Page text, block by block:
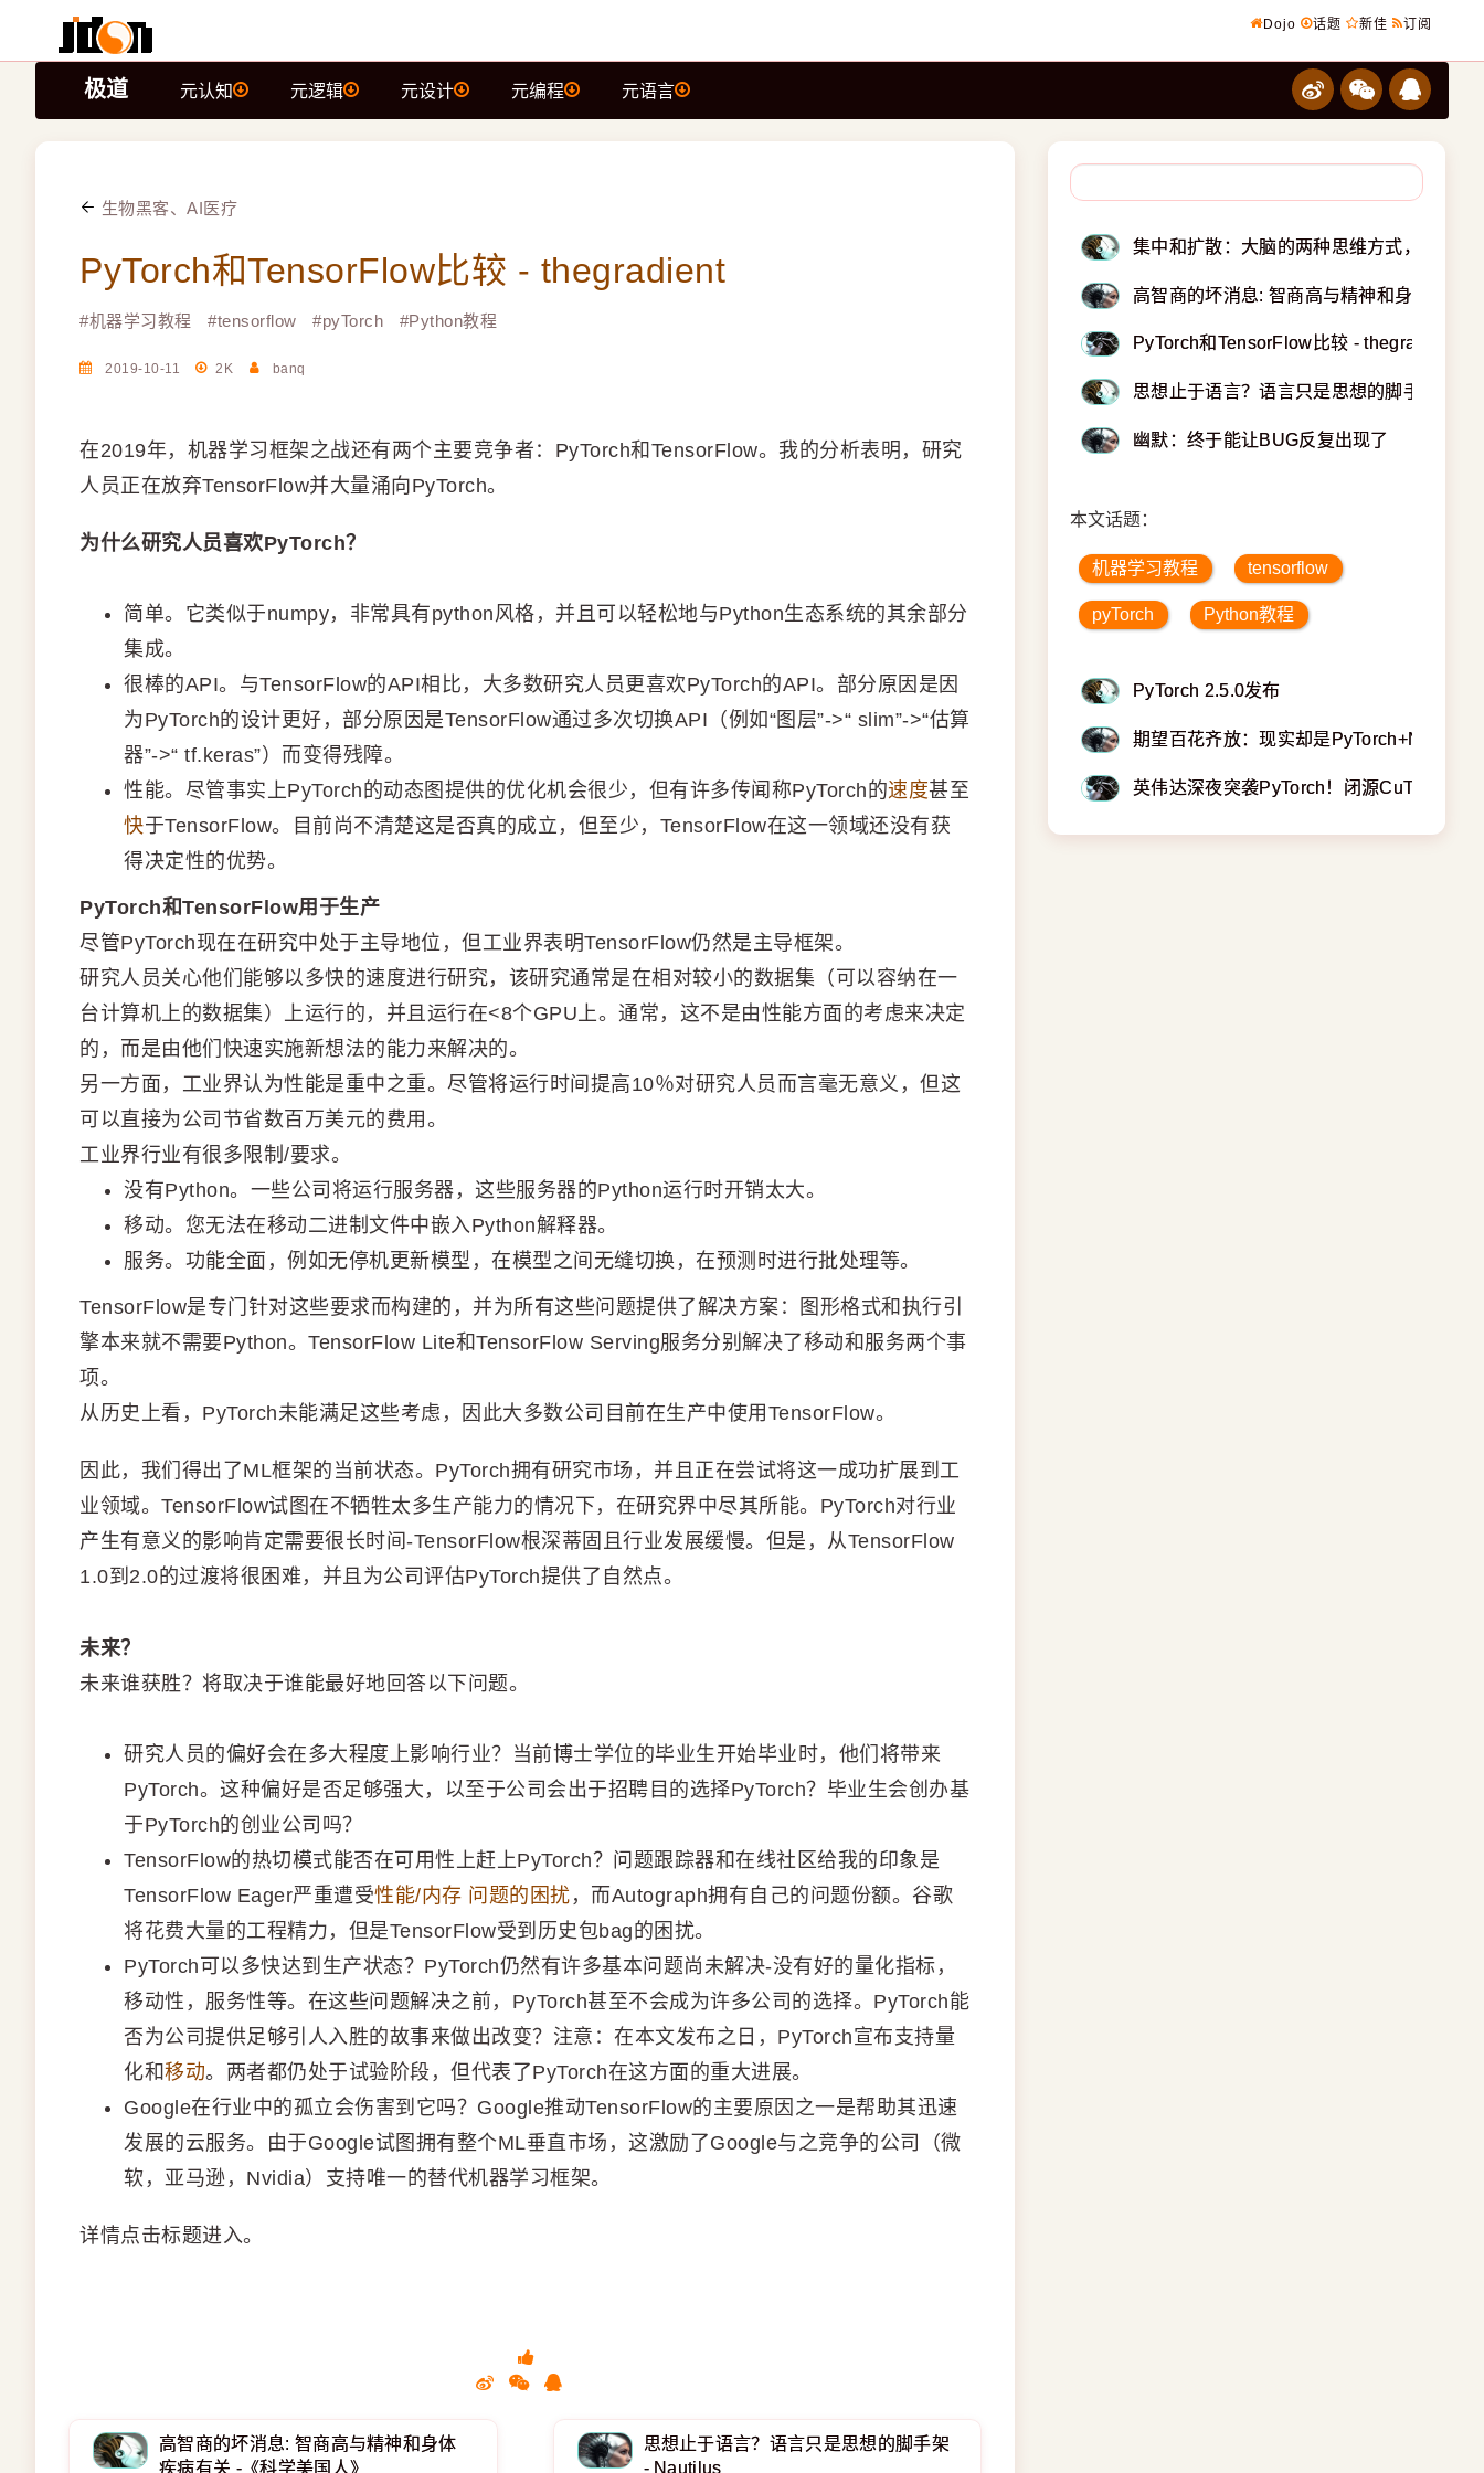
Dojo 话题 新佳 订阅
极道 元认知 元逻辑 元设计 元编程 元语言
生物黑客、AI医疗
PyTorch和TensorFlow比较 - thegradient
#机器学习教程 #tensorflow #pyTorch #Python教程
2019-10-11 2K banq
在2019年，机器学习框架之战还有两个主要竞争者：PyTorch和TensorFlow。我的分析表明，研究
人员正在放弃TensorFlow并大量涌向PyTorch。
为什么研究人员喜欢PyTorch？
简单。它类似于numpy，非常具有python风格，并且可以轻松地与Python生态系统的其余部分
集成。
很棒的API。与TensorFlow的API相比，大多数研究人员更喜欢PyTorch的API。部分原因是因
为PyTorch的设计更好，部分原因是TensorFlow通过多次切换API（例如“图层”->“ slim”->“估算
器”->“ tf.keras”）而变得残障。
性能。尽管事实上PyTorch的动态图提供的优化机会很少，但有许多传闻称PyTorch的速度甚至
快于TensorFlow。目前尚不清楚这是否真的成立，但至少，TensorFlow在这一领域还没有获
得决定性的优势。
PyTorch和TensorFlow用于生产
尽管PyTorch现在在研究中处于主导地位，但工业界表明TensorFlow仍然是主导框架。
研究人员关心他们能够以多快的速度进行研究，该研究通常是在相对较小的数据集（可以容纳在一
台计算机上的数据集）上运行的，并且运行在<8个GPU上。通常，这不是由性能方面的考虑来决定
的，而是由他们快速实施新想法的能力来解决的。
另一方面，工业界认为性能是重中之重。尽管将运行时间提高10％对研究人员而言毫无意义，但这
可以直接为公司节省数百万美元的费用。
工业界行业有很多限制/要求。
没有Python。一些公司将运行服务器，这些服务器的Python运行时开销太大。
移动。您无法在移动二进制文件中嵌入Python解释器。
服务。功能全面，例如无停机更新模型，在模型之间无缝切换，在预测时进行批处理等。
TensorFlow是专门针对这些要求而构建的，并为所有这些问题提供了解决方案：图形格式和执行引
擎本来就不需要Python。TensorFlow Lite和TensorFlow Serving服务分别解决了移动和服务两个事
项。
从历史上看，PyTorch未能满足这些考虑，因此大多数公司目前在生产中使用TensorFlow。
因此，我们得出了ML框架的当前状态。PyTorch拥有研究市场，并且正在尝试将这一成功扩展到工
业领域。TensorFlow试图在不牺牲太多生产能力的情况下，在研究界中尽其所能。PyTorch对行业
产生有意义的影响肯定需要很长时间-TensorFlow根深蒂固且行业发展缓慢。但是，从TensorFlow
1.0到2.0的过渡将很困难，并且为公司评估PyTorch提供了自然点。
未来？
未来谁获胜？将取决于谁能最好地回答以下问题。
研究人员的偏好会在多大程度上影响行业？当前博士学位的毕业生开始毕业时，他们将带来
PyTorch。这种偏好是否足够强大，以至于公司会出于招聘目的选择PyTorch？毕业生会创办基
于PyTorch的创业公司吗？
TensorFlow的热切模式能否在可用性上赶上PyTorch？问题跟踪器和在线社区给我的印象是
TensorFlow Eager严重遭受性能/内存 问题的困扰 ，而Autograph拥有自己的问题份额。谷歌
将花费大量的工程精力，但是TensorFlow受到历史包bag的困扰。
PyTorch可以多快达到生产状态？PyTorch仍然有许多基本问题尚未解决-没有好的量化指标，
移动性，服务性等。在这些问题解决之前，PyTorch甚至不会成为许多公司的选择。PyTorch能
否为公司提供足够引人入胜的故事来做出改变？注意：在本文发布之日，PyTorch宣布支持量
化和移动。两者都仍处于试验阶段，但代表了PyTorch在这方面的重大进展。
Google在行业中的孤立会伤害到它吗？Google推动TensorFlow的主要原因之一是帮助其迅速
发展的云服务。由于Google试图拥有整个ML垂直市场，这激励了Google与之竞争的公司（微
软，亚马逊，Nvidia）支持唯一的替代机器学习框架。
详情点击标题进入。
高智商的坏消息: 智商高与精神和身体
疾病有关 -《科学美国人》
思想止于语言？语言只是思想的脚手架
- Nautilus
集中和扩散：大脑的两种思维方式，两者
高智商的坏消息: 智商高与精神和身体疾病
PyTorch和TensorFlow比较 - thegradient
思想止于语言？语言只是思想的脚手架 -
幽默：终于能让BUG反复出现了
本文话题：
机器学习教程 tensorflow
pyTorch Python教程
PyTorch 2.5.0发布
期望百花齐放：现实却是PyTorch+NVIDIA
英伟达深夜突袭PyTorch！闭源CuTeDSL